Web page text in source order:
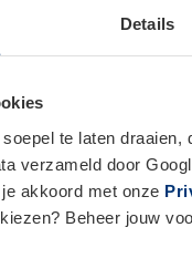
Details
te laten
verzameld door
akkoord met onze
Beheer jouw